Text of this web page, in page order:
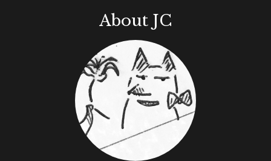
About JC